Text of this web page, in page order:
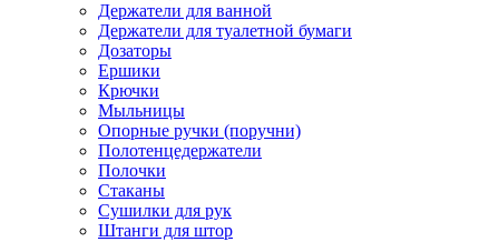
Держатели для ванной
Держатели для туалетной бумаги
Дозаторы
Ершики
Крючки
Мыльницы
Опорные ручки (поручни)
Полотенцедержатели
Полочки
Стаканы
Сушилки для рук
Штанги для штор